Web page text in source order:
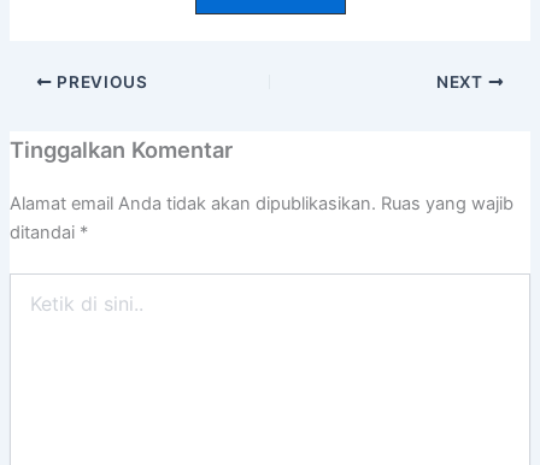
PREVIOUS NEXT
Tinggalkan Komentar
Alamat email Anda tidak akan dipublikasikan. Ruas yang wajib
ditandai *